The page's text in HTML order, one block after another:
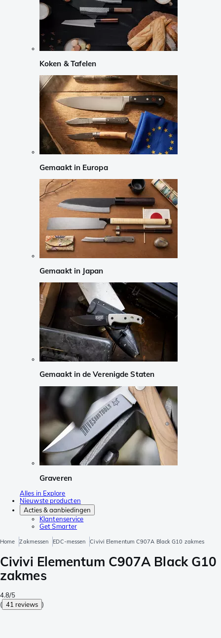
Koken & Tafelen
Gemaakt in Europa
Gemaakt in Japan
Gemaakt in de Verenigde Staten
Graveren
Alles in Explore
Nieuwste producten
Acties & aanbiedingen
Klantenservice
Get Smarter
Home Zakmessen EDC-messen Civivi Elementum C907A Black G10 zakmes
Civivi Elementum C907A Black G10
zakmes
4.8/5
( 41 reviews )